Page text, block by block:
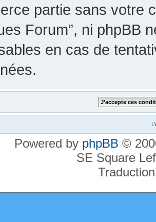
partie sans votre
Forum”, ni phpBB
en cas de
Powered by phpBB ©
SE Square